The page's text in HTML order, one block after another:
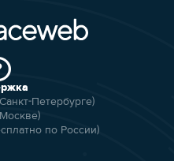
Петербурге)
по России)